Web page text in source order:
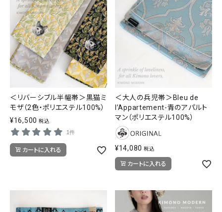
＜リバーシブル半幅帯＞黒猫ミ
モザ（2色・ポリエステル100%）
¥16,500 税込
1件
カートに入れる
＜大人の兵児帯＞Bleu de
l’Appartement-青のアパルト
マン（ポリエステル100%）
¥14,080 税込
カートに入れる